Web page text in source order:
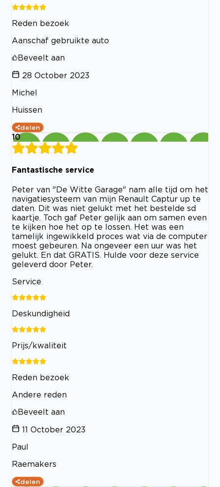
Reden bezoek
Aanschaf gebruikte auto
Beveelt aan
28 October 2023
Michel
Huissen
delen
10
Fantastische service
Peter van "De Witte Garage" nam alle tijd om het
navigatiesysteem van mijn Renault Captur up te
daten. Dit was niet gelukt met het bestelde sd
kaartje. Toch gaf Peter gelijk aan om samen even
te kijken hoe het op te lossen. Het was een
tamelijk ingewikkeld proces wat via de computer
moest gebeuren. Na ongeveer een uur was het
gelukt. En dat GRATIS. Hulde voor deze service
geleverd door Peter.
Service
Deskundigheid
Prijs/kwaliteit
Reden bezoek
Andere reden
Beveelt aan
11 October 2023
Paul
Raemakers
delen